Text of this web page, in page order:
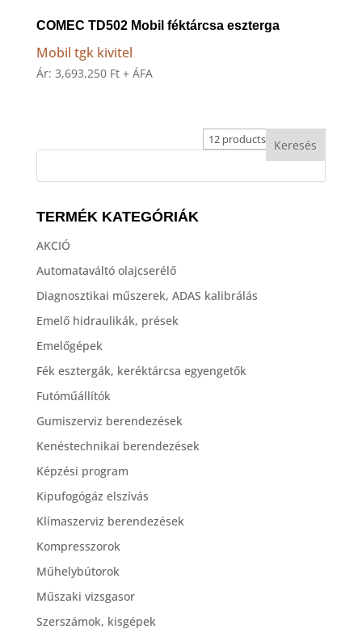
COMEC TD502 Mobil féktárcsa eszterga
Mobil tgk kivitel
Ár: 3,693,250 Ft + ÁFA
TERMÉK KATEGÓRIÁK
AKCIÓ
Automataváltó olajcserélő
Diagnosztikai műszerek, ADAS kalibrálás
Emelő hidraulikák, prések
Emelőgépek
Fék esztergák, keréktárcsa egyengetők
Futóműállítók
Gumiszerviz berendezések
Kenéstechnikai berendezések
Képzési program
Kipufogógáz elszívás
Klímaszerviz berendezések
Kompresszorok
Műhelybútorok
Műszaki vizsgasor
Szerszámok, kisgépek